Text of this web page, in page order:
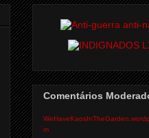
Comentários
m